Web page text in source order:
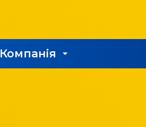
Компанія